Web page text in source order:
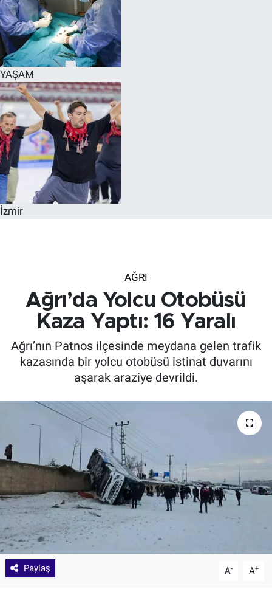
YAŞAM
İzmir
AĞRI
Ağrı’da Yolcu Otobüsü
Kaza Yaptı: 16 Yaralı
Ağrı’nın Patnos ilçesinde meydana gelen trafik
kazasında bir yolcu otobüsü istinat duvarını
aşarak araziye devrildi.
Paylaş A- A+